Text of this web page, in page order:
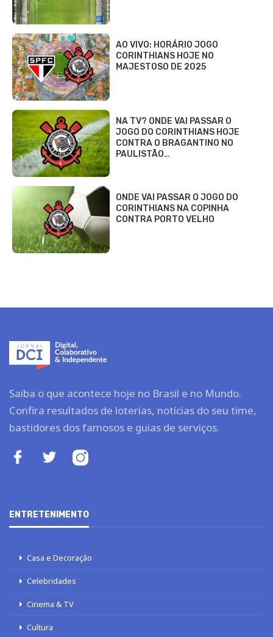
AO VIVO: HORÁRIO JOGO
CORINTHIANS HOJE NO
MAJESTOSO DE 2025
NA TV? ONDE VAI PASSAR O
JOGO DO CORINTHIANS HOJE
CONTRA O BRAGANTINO NO
PAULISTÃO…
ONDE VAI PASSAR O JOGO DO
CORINTHIANS NA COPINHA
CONTRA PORTO VELHO
Saiba o que acontece hoje no Brasil e no Mundo.
Confira resultados de loterias, notícias do seu time,
bastidores dos famosos e guias de serviços.
ENTRETENIMENTO
Casa e Decoração
Celebridades
Cinema & TV
Cultura